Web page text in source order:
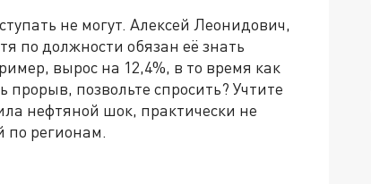
не могут. Алексей Леонидович,
по должности обязан её знать
вырос на 12,4%, в то время как
позвольте спросить? Учтите
нефтяной шок, практически не
по регионам.